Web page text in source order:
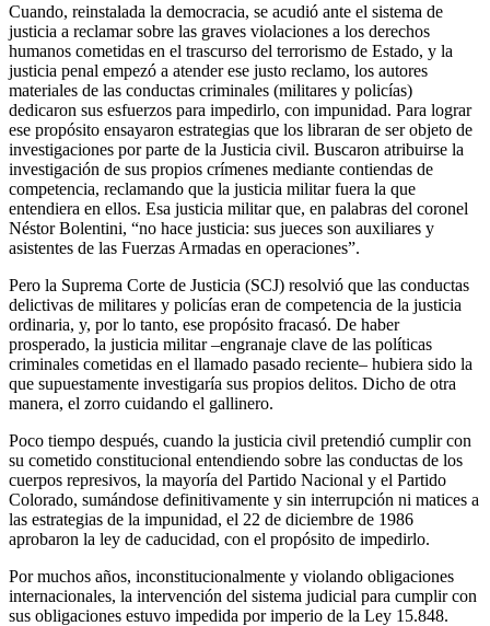
Cuando, reinstalada la democracia, se acudió ante el sistema de
justicia a reclamar sobre las graves violaciones a los derechos
humanos cometidas en el trascurso del terrorismo de Estado, y la
justicia penal empezó a atender ese justo reclamo, los autores
materiales de las conductas criminales (militares y policías)
dedicaron sus esfuerzos para impedirlo, con impunidad. Para lograr
ese propósito ensayaron estrategias que los libraran de ser objeto de
investigaciones por parte de la Justicia civil. Buscaron atribuirse la
investigación de sus propios crímenes mediante contiendas de
competencia, reclamando que la justicia militar fuera la que
entendiera en ellos. Esa justicia militar que, en palabras del coronel
Néstor Bolentini, “no hace justicia: sus jueces son auxiliares y
asistentes de las Fuerzas Armadas en operaciones”.
Pero la Suprema Corte de Justicia (SCJ) resolvió que las conductas
delictivas de militares y policías eran de competencia de la justicia
ordinaria, y, por lo tanto, ese propósito fracasó. De haber
prosperado, la justicia militar –engranaje clave de las políticas
criminales cometidas en el llamado pasado reciente– hubiera sido la
que supuestamente investigaría sus propios delitos. Dicho de otra
manera, el zorro cuidando el gallinero.
Poco tiempo después, cuando la justicia civil pretendió cumplir con
su cometido constitucional entendiendo sobre las conductas de los
cuerpos represivos, la mayoría del Partido Nacional y el Partido
Colorado, sumándose definitivamente y sin interrupción ni matices a
las estrategias de la impunidad, el 22 de diciembre de 1986
aprobaron la ley de caducidad, con el propósito de impedirlo.
Por muchos años, inconstitucionalmente y violando obligaciones
internacionales, la intervención del sistema judicial para cumplir con
sus obligaciones estuvo impedida por imperio de la Ley 15.848.